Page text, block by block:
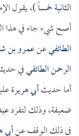
الثانية خمساً)، يقول
أصح شيء جاء في هذا
الطائفيعنعمرو بن
الرحمن الطائفيفي
أما حديثأبي هريرة
ضعيفة، وذلك لتفرد
في ذلك الوقف عن